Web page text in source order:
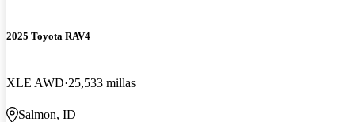
2025 Toyota RAV4
XLE AWD 25,533 millas
Salmon, ID